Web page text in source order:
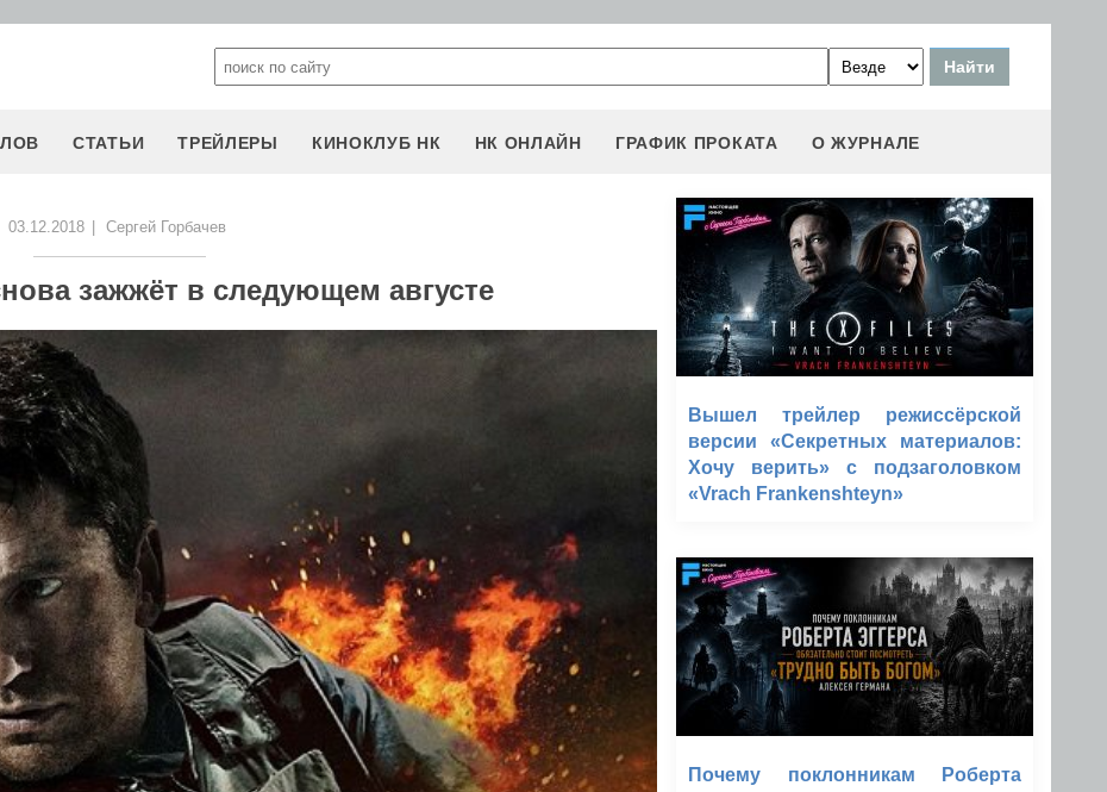
СТАТЬИ ТРЕЙЛЕРЫ КИНОКЛУБ НК НК ОНЛАЙН ГРАФИК ПРОКАТА О ЖУРНАЛЕ
03.12.2018 Сергей Горбачев
зажжёт в следующем августе
Вышел трейлер режиссёрской
версии «Секретных материалов:
Хочу верить» с подзаголовком
«Vrach Frankenshteyn»
Почему поклонникам Роберта